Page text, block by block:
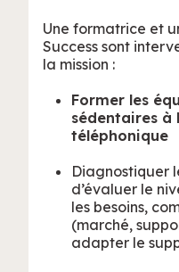
Une formatrice et
Success sont
la mission :
Former les
sédentaires à
téléphonique
Diagnostiquer
d’évaluer le
les besoins,
(marché,
adapter le